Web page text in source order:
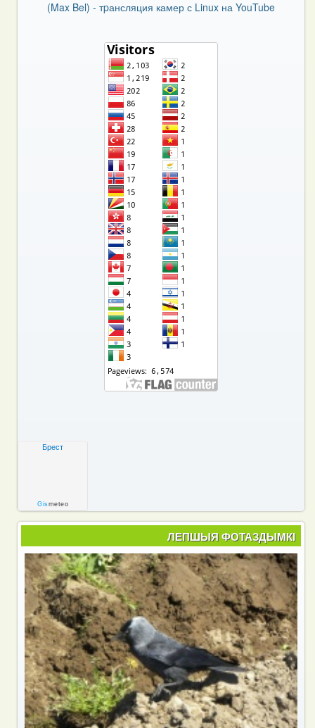
(Max Bel) - тpансляция камер с Linux на YouTube
Брест
Gismeteo
ЛЕПШЫЯ ФОТАЗДЫМКІ